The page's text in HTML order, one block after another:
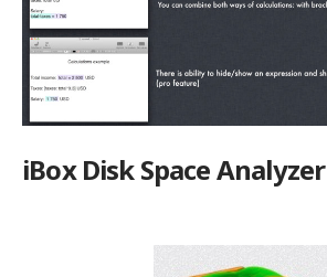
iBox Disk Space Analyzer